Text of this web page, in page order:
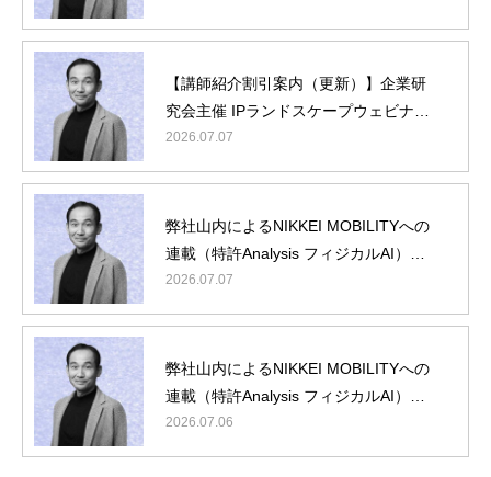
【講師紹介割引案内（更新）】企業研
究会主催 IPランドスケープウェビナー
『フィジカルAI編』に弊社山内が登壇
2026.07.07
弊社山内によるNIKKEI MOBILITYへの
連載（特許Analysis フィジカルAI）第5
回/最終回
2026.07.07
弊社山内によるNIKKEI MOBILITYへの
連載（特許Analysis フィジカルAI）第4
回
2026.07.06役員・顧問紹介